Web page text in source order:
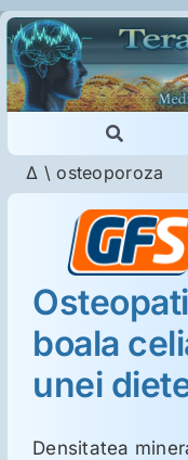
Skip
to
content
Toggle
Navigation
Cautare...
Imunologie
Dermatologie
Psihiatrie
Neurologie
Δ \ osteoporoza
boala
unei
Densitatea